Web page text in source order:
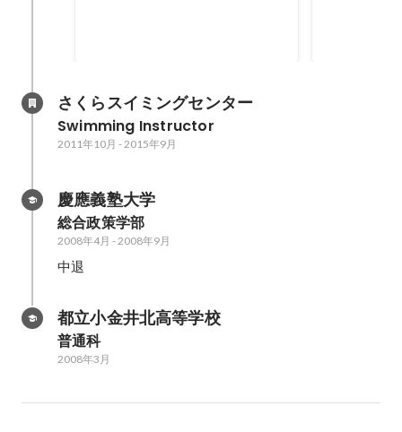
さくらスイミングセンター
Swimming Instructor
2011年10月 -2015年9月
慶應義塾大学
総合政策学部
2008年4月 -2008年9月
中退
都立小金井北高等学校
普通科
2008年3月